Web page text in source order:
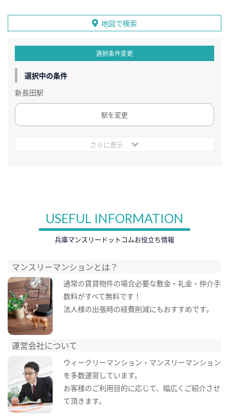
地図で検索
選択条件変更
選択中の条件
新長田駅
駅を変更
さらに表示
USEFUL INFORMATION
兵庫マンスリードットコムお役立ち情報
マンスリーマンションとは？
通常の賃貸物件の場合必要な敷金・礼金・仲介手
数料がすべて無料です！
法人様の出張時の経費削減にもおすすめです。
運営会社について
ウィークリーマンション・マンスリーマンション
を多数運営しています。
お客様のご利用目的に応じて、幅広くご紹介させ
て頂きます。